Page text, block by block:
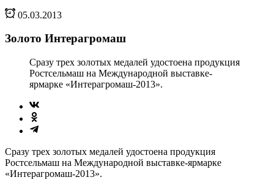
05.03.2013
Золото Интерагромаш
Сразу трех золотых медалей удостоена продукция
Ростсельмаш на Международной выставке-
ярмарке «Интерагромаш-2013».
Сразу трех золотых медалей удостоена продукция
Ростсельмаш на Международной выставке-ярмарке
«Интерагромаш-2013».